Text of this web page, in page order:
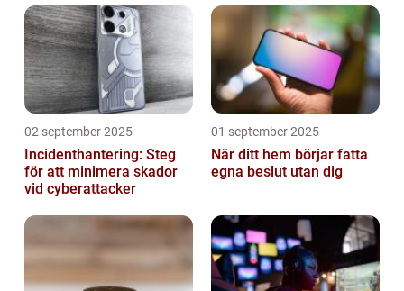
02 september 2025
Incidenthantering: Steg
för att minimera skador
vid cyberattacker
01 september 2025
När ditt hem börjar fatta
egna beslut utan dig